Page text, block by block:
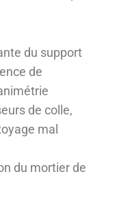
du support
de
de colle,
mal
du mortier de